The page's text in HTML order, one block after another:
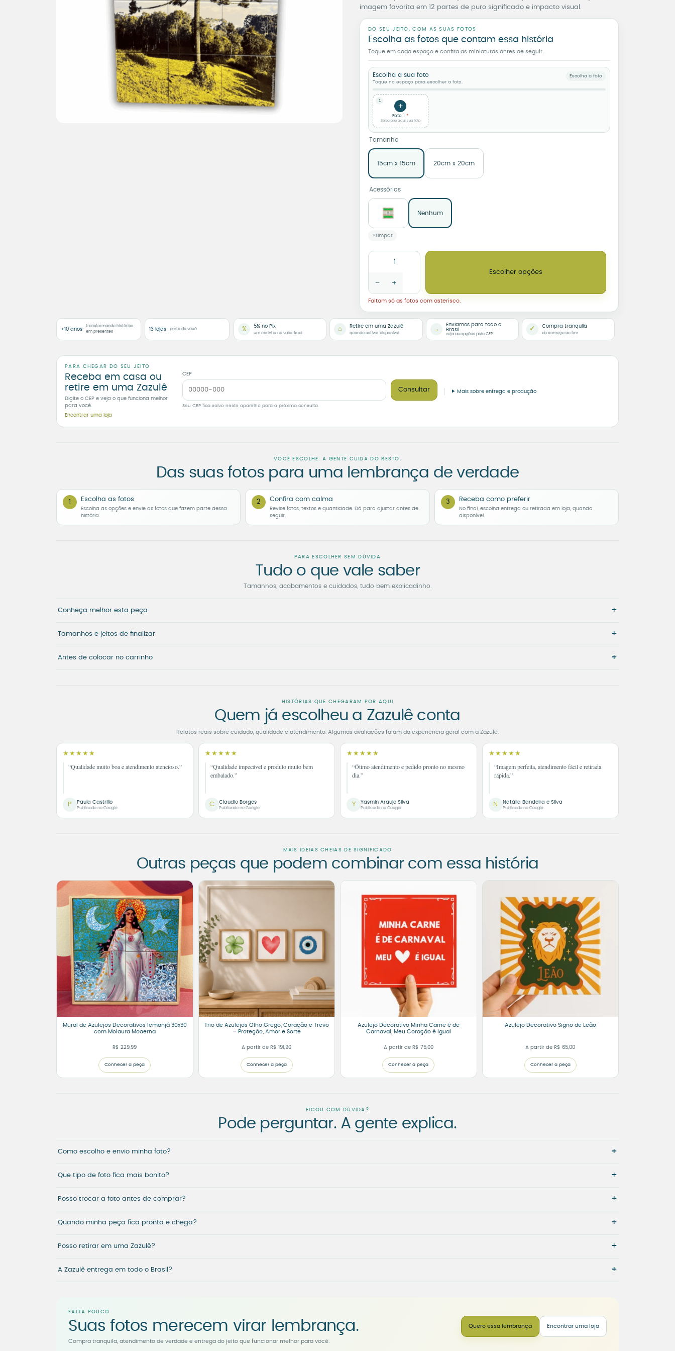
imagem favorita em 12 partes de puro significado e impacto visual.
DO SEU JEITO, COM AS SUAS FOTOS
Escolha as fotos que contam essa história
Toque em cada espaço e confira as miniaturas antes de seguir.
Escolha a sua foto
Toque no espaço para escolher a foto.
Escolha a foto
1
+
Foto 1
Selecione aqui sua foto
Tamanho
15cm x 15cm 20cm x 20cm
Acessórios
Nenhum
Limpar
Mural Personalizado com 12 Azulejos – Sua Foto em 12 Partes quantidade
− +
Escolher opções
Faltam só as fotos com asterisco.
+10 anos
transformando histórias
em presentes
13 lojas perto de você % 5% no Pix
um carinho no valor final
⌂ Retire em uma Zazulê
quando estiver disponível
→
Enviamos para todo o
Brasil
veja as opções pelo CEP
✓ Compra tranquila
do começo ao fim
PARA CHEGAR DO SEU JEITO
Receba em casa ou
retire em uma Zazulê
Digite o CEP e veja o que funciona melhor
para você.
Encontrar uma loja
CEP
Consultar
Seu CEP fica salvo neste aparelho para a próxima consulta.
Mais sobre entrega e produção
VOCÊ ESCOLHE. A GENTE CUIDA DO RESTO.
Das suas fotos para uma lembrança de verdade
1 Escolha as fotos
Escolha as opções e envie as fotos que fazem parte dessa
história.
2 Confira com calma
Revise fotos, textos e quantidade. Dá para ajustar antes de
seguir.
3 Receba como preferir
No final, escolha entrega ou retirada em loja, quando
disponível.
PARA ESCOLHER SEM DÚVIDA
Tudo o que vale saber
Tamanhos, acabamentos e cuidados, tudo bem explicadinho.
Conheça melhor esta peça +
Tamanhos e jeitos de finalizar +
Antes de colocar no carrinho +
HISTÓRIAS QUE CHEGARAM POR AQUI
Quem já escolheu a Zazulê conta
Relatos reais sobre cuidado, qualidade e atendimento. Algumas avaliações falam da experiência geral com a Zazulê.
★★★★★
“Qualidade muito boa e atendimento atencioso.”
P Paula Castrillo
Publicado no Google
★★★★★
“Qualidade impecável e produto muito bem
embalado.”
C Claudio Borges
Publicado no Google
★★★★★
“Ótimo atendimento e pedido pronto no mesmo
dia.”
Y Yasmin Araujo Silva
Publicado no Google
★★★★★
“Imagem perfeita, atendimento fácil e retirada
rápida.”
N Natália Bandeira e Silva
Publicado no Google
MAIS IDEIAS CHEIAS DE SIGNIFICADO
Outras peças que podem combinar com essa história
Mural de Azulejos Decorativos Iemanjá 30x30
com Moldura Moderna
R$ 229,99
Conhecer a peça
Trio de Azulejos Olho Grego, Coração e Trevo
– Proteção, Amor e Sorte
A partir de R$ 191,90
Conhecer a peça
Azulejo Decorativo Minha Carne é de
Carnaval, Meu Coração é Igual
A partir de R$ 75,00
Conhecer a peça
Azulejo Decorativo Signo de Leão
A partir de R$ 65,00
Conhecer a peça
FICOU COM DÚVIDA?
Pode perguntar. A gente explica.
Como escolho e envio minha foto? +
Que tipo de foto fica mais bonito? +
Posso trocar a foto antes de comprar? +
Quando minha peça fica pronta e chega? +
Posso retirar em uma Zazulê? +
A Zazulê entrega em todo o Brasil? +
FALTA POUCO
Suas fotos merecem virar lembrança.
Compra tranquila, atendimento de verdade e entrega do jeito que funcionar melhor para você.
Quero essa lembrança Encontrar uma loja